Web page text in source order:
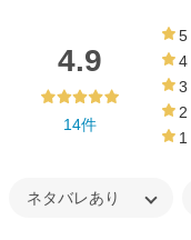
4.9
14件
5
4
3
2
1